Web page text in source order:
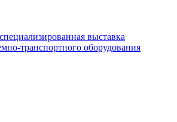
выставка
транспортного оборудования